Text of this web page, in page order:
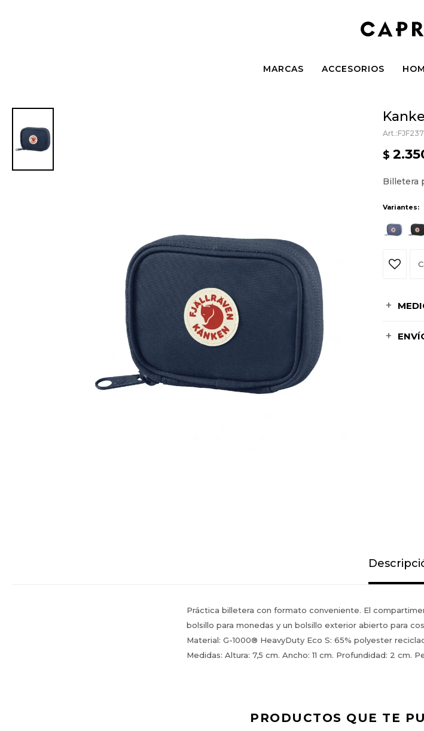
MARCAS ACCESORIOS
$
Billetera
Variantes:
Práctica billetera con formato conveniente. El
bolsillo para monedas y un bolsillo exterior abierto para
Material: G-1000® HeavyDuty Eco S: 65% polyester
Medidas: Altura: 7,5 cm. Ancho: 11 cm. Profundidad: 2 cm.
PRODUCTOS QUE TE